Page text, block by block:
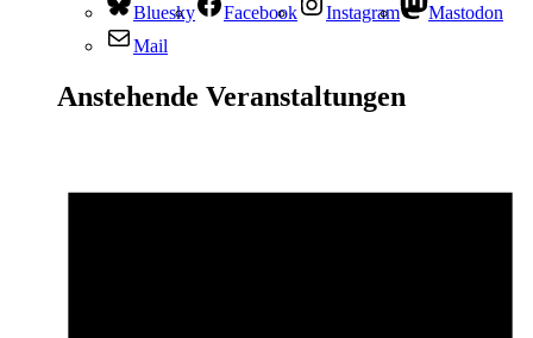
Bluesky Facebook Instagram
Mastodon
Mail
Anstehende Veranstaltungen